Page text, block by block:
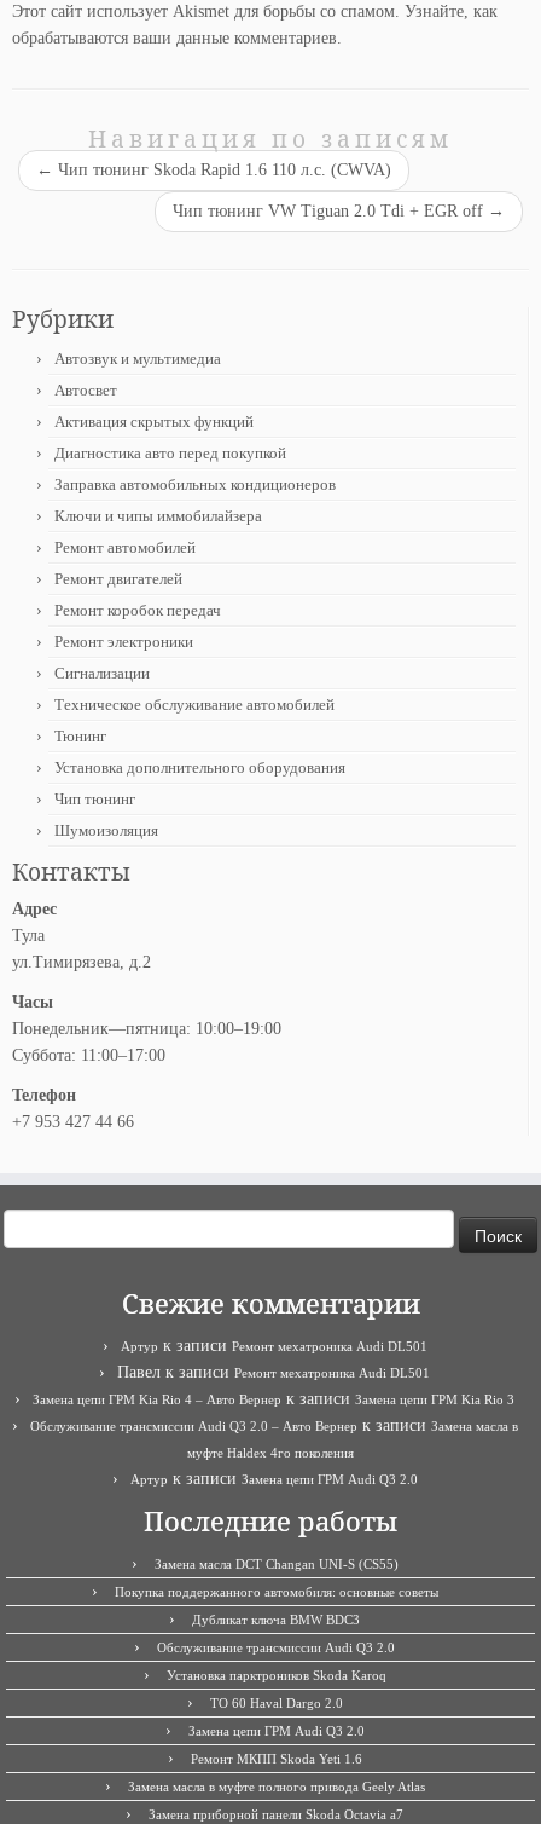
Этот сайт использует Akismet для борьбы со спамом. Узнайте, как
обрабатываются ваши данные комментариев
Навигация по записям
← Чип тюнинг Skoda Rapid 1.6 110 л.с. (CWVA)
Чип тюнинг VW Tiguan 2.0 Tdi + EGR off →
Рубрики
Автозвук и мультимедиа
Автосвет
Активация скрытых функций
Диагностика авто перед покупкой
Заправка автомобильных кондиционеров
Ключи и чипы иммобилайзера
Ремонт автомобилей
Ремонт двигателей
Ремонт коробок передач
Ремонт электроники
Сигнализации
Техническое обслуживание автомобилей
Тюнинг
Установка дополнительного оборудования
Чип тюнинг
Шумоизоляция
Контакты
Адрес
Тула
ул.Тимирязева, д.2
Часы
Понедельник—пятница: 10:00–19:00
Суббота: 11:00–17:00
Телефон
+7 953 427 44 66
Свежие комментарии
Артур к записи Ремонт мехатроника Audi DL501
Павел к записи Ремонт мехатроника Audi DL501
Замена цепи ГРМ Kia Rio 4 – Авто Вернер к записи Замена цепи ГРМ Kia Rio 3
Обслуживание трансмиссии Audi Q3 2.0 – Авто Вернер к записи Замена масла в
муфте Haldex 4го поколения
Артур к записи Замена цепи ГРМ Audi Q3 2.0
Последние работы
Замена масла DCT Changan UNI-S (CS55)
Покупка поддержанного автомобиля: основные советы
Дубликат ключа BMW BDC3
Обслуживание трансмиссии Audi Q3 2.0
Установка парктроников Skoda Karoq
ТО 60 Haval Dargo 2.0
Замена цепи ГРМ Audi Q3 2.0
Ремонт МКПП Skoda Yeti 1.6
Замена масла в муфте полного привода Geely Atlas
Замена приборной панели Skoda Octavia a7